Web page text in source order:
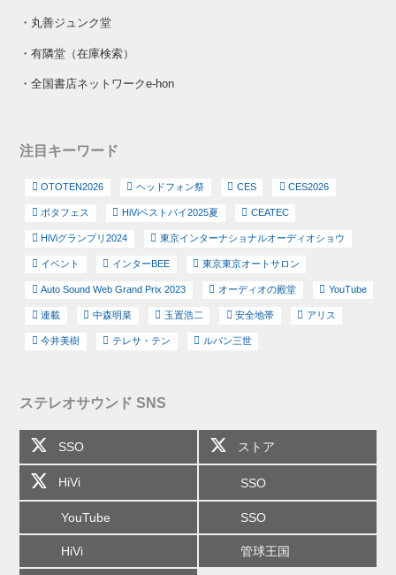
・ 丸善ジュンク堂
・有隣堂（在庫検索）
・全国書店ネットワークe-hon
注目キーワード
OTOTEN2026 ヘッドフォン祭 CES CES2026
ポタフェス HiViベストバイ2025夏 CEATEC
HiViグランプリ2024 東京インターナショナルオーディオショウ
イベント インターBEE 東京東京オートサロン
Auto Sound Web Grand Prix 2023 オーディオの殿堂 YouTube
連載 中森明菜 玉置浩二 安全地帯 アリス
今井美樹 テレサ・テン ルパン三世
ステレオサウンド SNS
SSO ストア
HiVi SSO
YouTube SSO
HiVi 管球王国